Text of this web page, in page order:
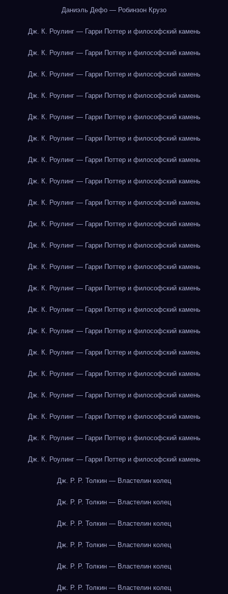
Даниэль Дефо — Робинзон Крузо
Дж. К. Роулинг — Гарри Поттер и философский камень
Дж. К. Роулинг — Гарри Поттер и философский камень
Дж. К. Роулинг — Гарри Поттер и философский камень
Дж. К. Роулинг — Гарри Поттер и философский камень
Дж. К. Роулинг — Гарри Поттер и философский камень
Дж. К. Роулинг — Гарри Поттер и философский камень
Дж. К. Роулинг — Гарри Поттер и философский камень
Дж. К. Роулинг — Гарри Поттер и философский камень
Дж. К. Роулинг — Гарри Поттер и философский камень
Дж. К. Роулинг — Гарри Поттер и философский камень
Дж. К. Роулинг — Гарри Поттер и философский камень
Дж. К. Роулинг — Гарри Поттер и философский камень
Дж. К. Роулинг — Гарри Поттер и философский камень
Дж. К. Роулинг — Гарри Поттер и философский камень
Дж. К. Роулинг — Гарри Поттер и философский камень
Дж. К. Роулинг — Гарри Поттер и философский камень
Дж. К. Роулинг — Гарри Поттер и философский камень
Дж. К. Роулинг — Гарри Поттер и философский камень
Дж. К. Роулинг — Гарри Поттер и философский камень
Дж. К. Роулинг — Гарри Поттер и философский камень
Дж. К. Роулинг — Гарри Поттер и философский камень
Дж. Р. Р. Толкин — Властелин колец
Дж. Р. Р. Толкин — Властелин колец
Дж. Р. Р. Толкин — Властелин колец
Дж. Р. Р. Толкин — Властелин колец
Дж. Р. Р. Толкин — Властелин колец
Дж. Р. Р. Толкин — Властелин колец